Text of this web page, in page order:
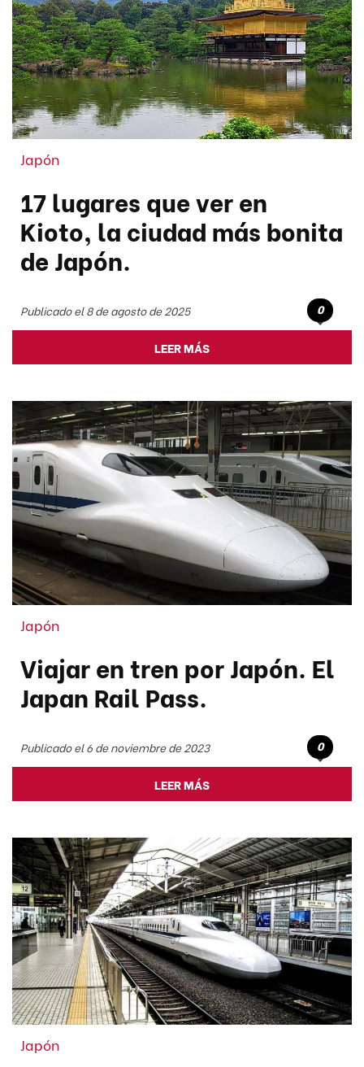
Japón
17 lugares que ver en
Kioto, la ciudad más bonita
de Japón.
Publicado el 8 de agosto de 2025 0
LEER MÁS
Japón
Viajar en tren por Japón. El
Japan Rail Pass.
Publicado el 6 de noviembre de 2023 0
LEER MÁS
Japón